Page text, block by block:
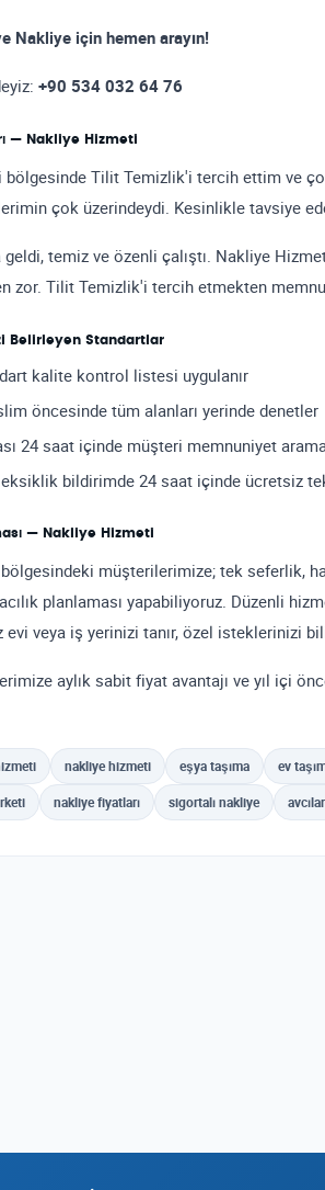
Nakliye için hemen arayın!
+90 534 032 64 76
— Nakliye Hizmeti
Tilit Temizlik'i tercih ettim ve
çok üzerindeydi. Kesinlikle tavsiye
geldi, temiz ve özenli çalıştı. Nakliye
zor. Tilit Temizlik'i tercih etmekten
Belirleyen Standartlar
kalite kontrol listesi uygulanır
öncesinde tüm alanları yerinde denetler
24 saat içinde müşteri memnuniyet
bildirimde 24 saat içinde ücretsiz
— Nakliye Hizmeti
müşterilerimize; tek seferlik,
planlaması yapabiliyoruz. Düzenli
evi veya iş yerinizi tanır, özel isteklerinizi
aylık sabit fiyat avantajı ve yıl içi
nakliye hizmeti eşya taşıma ev
nakliye fiyatları sigortalı nakliye